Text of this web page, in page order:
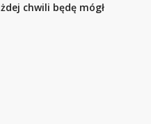
chwili będę mógł